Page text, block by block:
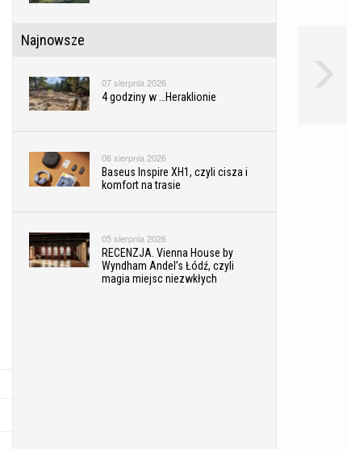
Najnowsze
07 sierpnia 2026
4 godziny w …Heraklionie
06 sierpnia 2026
Baseus Inspire XH1, czyli cisza i
komfort na trasie
05 sierpnia 2026
RECENZJA. Vienna House by
Wyndham Andel’s Łódź, czyli
magia miejsc niezwkłych